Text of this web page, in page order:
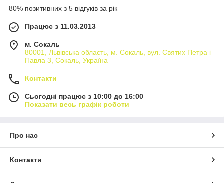
80% позитивних з 5 відгуків за рік
Працює з 11.03.2013
м. Сокаль
80001, Львівська область, м. Сокаль, вул. Святих Петра і
Павла 3, Сокаль, Україна
Контакти
Сьогодні працює з 10:00 до 16:00
Показати весь графік роботи
Про нас
Контакти